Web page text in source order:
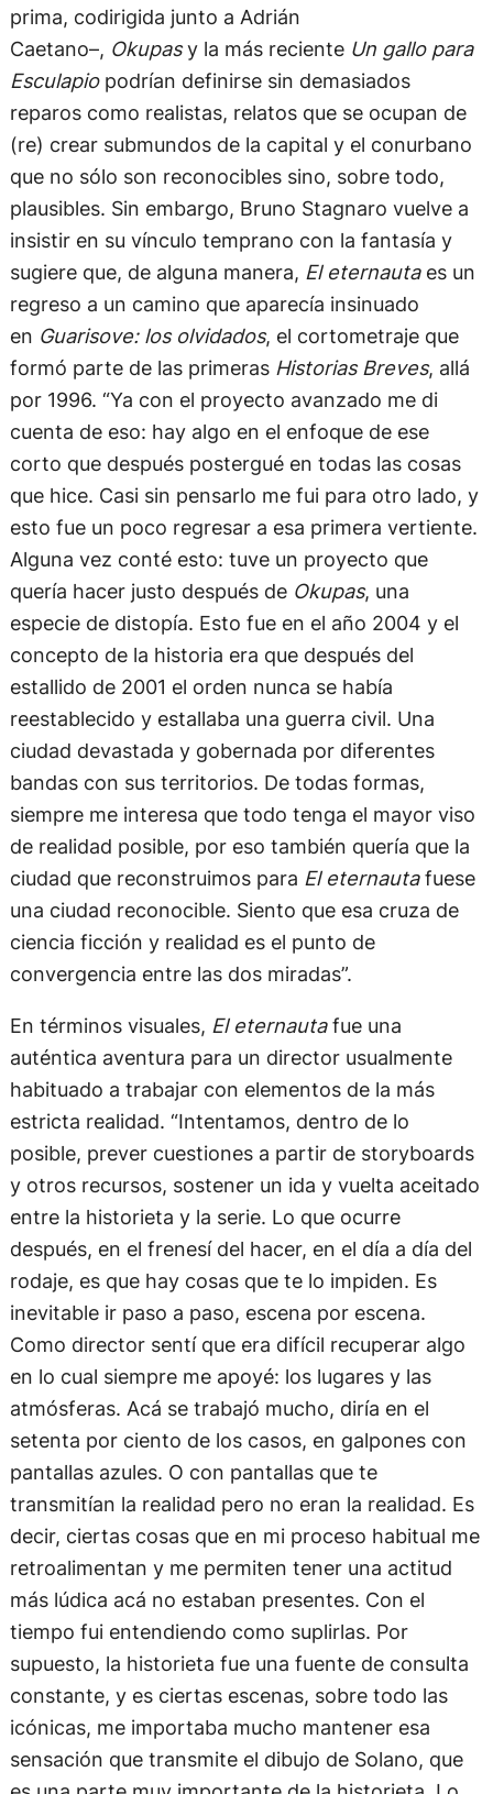
prima, codirigida junto a Adrián
Caetano–, Okupasy la más reciente Un gallo para
Esculapio podrían definirse sin demasiados
reparos como realistas, relatos que se ocupan de
(re) crear submundos de la capital y el conurbano
que no sólo son reconocibles sino, sobre todo,
plausibles. Sin embargo, Bruno Stagnaro vuelve a
insistir en su vínculo temprano con la fantasía y
sugiere que, de alguna manera, El eternautaes un
regreso a un camino que aparecía insinuado
en Guarisove: los olvidados, el cortometraje que
formó parte de las primeras Historias Breves, allá
por 1996. “Ya con el proyecto avanzado me di
cuenta de eso: hay algo en el enfoque de ese
corto que después postergué en todas las cosas
que hice. Casi sin pensarlo me fui para otro lado, y
esto fue un poco regresar a esa primera vertiente.
Alguna vez conté esto: tuve un proyecto que
quería hacer justo después de Okupas, una
especie de distopía. Esto fue en el año 2004 y el
concepto de la historia era que después del
estallido de 2001 el orden nunca se había
reestablecido y estallaba una guerra civil. Una
ciudad devastada y gobernada por diferentes
bandas con sus territorios. De todas formas,
siempre me interesa que todo tenga el mayor viso
de realidad posible, por eso también quería que la
ciudad que reconstruimos para El eternautafuese
una ciudad reconocible. Siento que esa cruza de
ciencia ficción y realidad es el punto de
convergencia entre las dos miradas”.
En términos visuales, El eternautafue una
auténtica aventura para un director usualmente
habituado a trabajar con elementos de la más
estricta realidad. “Intentamos, dentro de lo
posible, prever cuestiones a partir de storyboards
y otros recursos, sostener un ida y vuelta aceitado
entre la historieta y la serie. Lo que ocurre
después, en el frenesí del hacer, en el día a día del
rodaje, es que hay cosas que te lo impiden. Es
inevitable ir paso a paso, escena por escena.
Como director sentí que era difícil recuperar algo
en lo cual siempre me apoyé: los lugares y las
atmósferas. Acá se trabajó mucho, diría en el
setenta por ciento de los casos, en galpones con
pantallas azules. O con pantallas que te
transmitían la realidad pero no eran la realidad. Es
decir, ciertas cosas que en mi proceso habitual me
retroalimentan y me permiten tener una actitud
más lúdica acá no estaban presentes. Con el
tiempo fui entendiendo como suplirlas. Por
supuesto, la historieta fue una fuente de consulta
constante, y es ciertas escenas, sobre todo las
icónicas, me importaba mucho mantener esa
sensación que transmite el dibujo de Solano, que